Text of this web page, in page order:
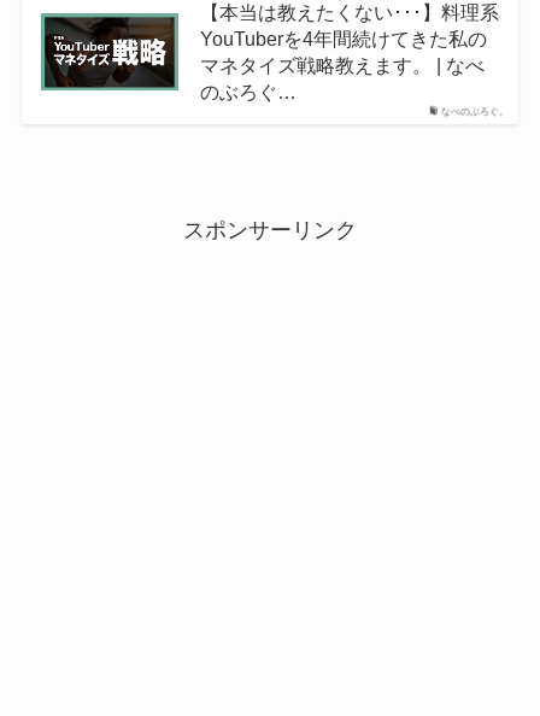
なべのぶろぐ。
【本当は教えたくない･･･】料理系
YouTuberを4年間続けてきた私の
マネタイズ戦略教えます。 | なべ
のぶろぐ…
スポンサーリンク